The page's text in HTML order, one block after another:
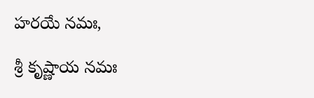
హరయే నమః,
శ్రీ కృష్ణాయ నమః